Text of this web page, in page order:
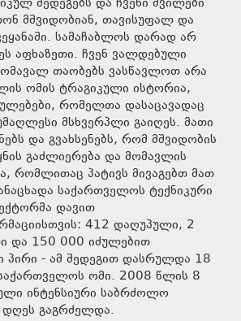
მშვიდობიან, თავისუფალ და
სამაჩაბლოს დარად არ
აფხაზეთი. ჩვენ ვალდებული
თაობებს ვასწავლოთ არა
ომის ტრაგიკული ისტორია,
რომელთა დასაცავადაც
მსხვერპლი გაიღეს. მათი
და გვახსენებს, რომ მშვიდობის
გაძლიერება და მომავლის
რომლითაც პატივს მივაგებთ მათ
საქართველოს ტექნიკური
დავით
412 დაღუპული, 2
და 150 000 იძულებით
პირი - ამ შედეგით დასრულდა 18
ომი. 2008 წლის 8
ინტენსიური საბრძოლო
დღეს გაგრძელდა.